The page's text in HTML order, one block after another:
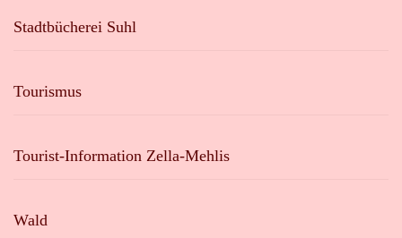
Stadtbücherei Suhl
Tourismus
Tourist-Information Zella-Mehlis
Wald